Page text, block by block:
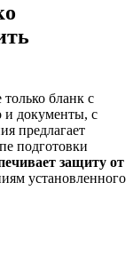
бланк с
документы, с
предлагает
подготовки
защиту от
установленного